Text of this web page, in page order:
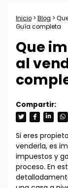
Inicio > Blog >
Guía completa
Que
al
Si eres
venderla, es
impuestos y
proceso. En